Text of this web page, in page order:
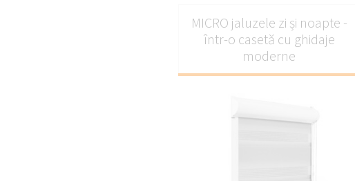
Jaluzele zi
MICRO jaluzele zi și noapte -
într-o casetă cu ghidaje
moderne